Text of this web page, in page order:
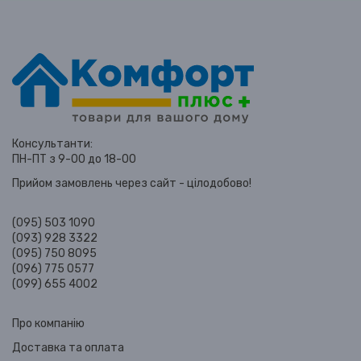
Консультанти:
ПН-ПТ з 9-00 до 18-00
Прийом замовлень через сайт - цілодобово!
(095) 503 1090
(093) 928 3322
(095) 750 8095
(096) 775 0577
(099) 655 4002
Про компанію
Доставка та оплата